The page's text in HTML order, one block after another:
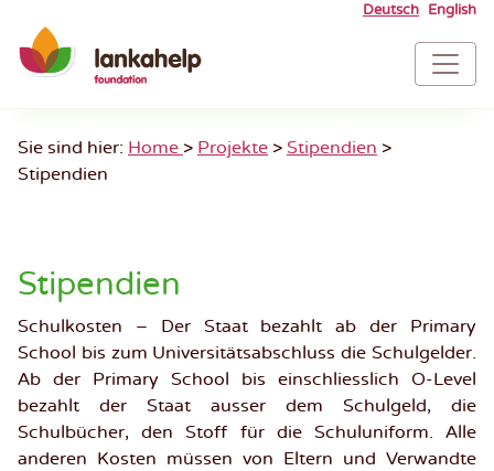
content
Deutsch English
Sie sind hier: Home > Projekte > Stipendien >
Stipendien
Stipendien
Schulkosten – Der Staat bezahlt ab der Primary
School bis zum Universitätsabschluss die Schulgelder.
Ab der Primary School bis einschliesslich O-Level
bezahlt der Staat ausser dem Schulgeld, die
Schulbücher, den Stoff für die Schuluniform. Alle
anderen Kosten müssen von Eltern und Verwandte